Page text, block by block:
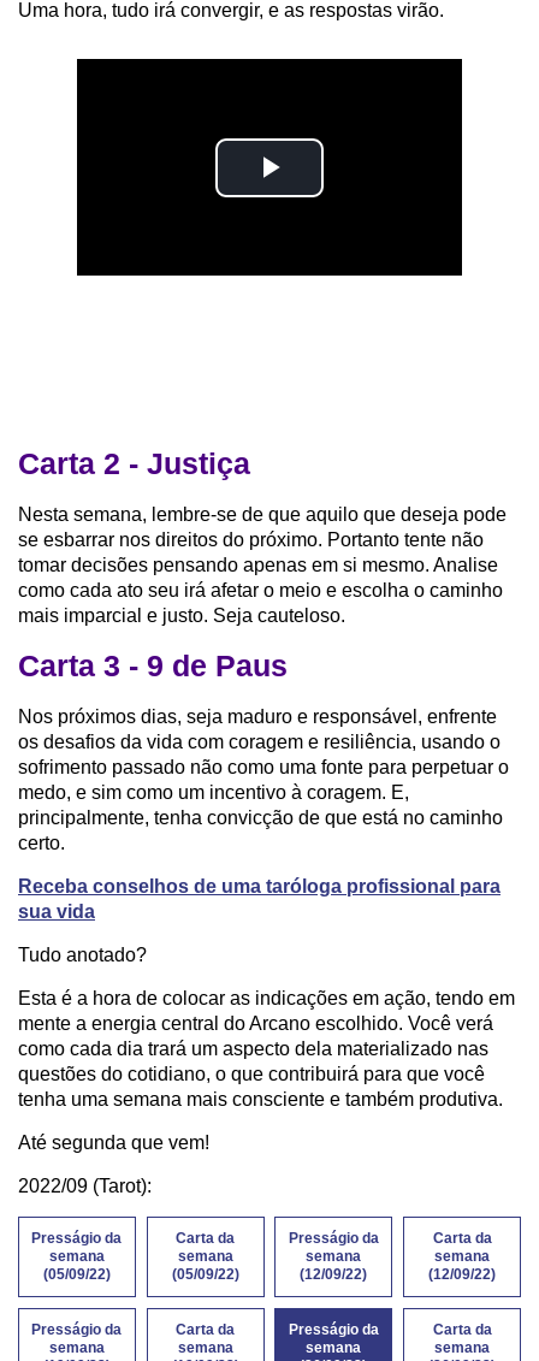
Uma hora, tudo irá convergir, e as respostas virão.
Carta 2 - Justiça
Nesta semana, lembre-se de que aquilo que deseja pode
se esbarrar nos direitos do próximo. Portanto tente não
tomar decisões pensando apenas em si mesmo. Analise
como cada ato seu irá afetar o meio e escolha o caminho
mais imparcial e justo. Seja cauteloso.
Carta 3 - 9 de Paus
Nos próximos dias, seja maduro e responsável, enfrente
os desafios da vida com coragem e resiliência, usando o
sofrimento passado não como uma fonte para perpetuar o
medo, e sim como um incentivo à coragem. E,
principalmente, tenha convicção de que está no caminho
certo.
Receba conselhos de uma taróloga profissional para
sua vida
Tudo anotado?
Esta é a hora de colocar as indicações em ação, tendo em
mente a energia central do Arcano escolhido. Você verá
como cada dia trará um aspecto dela materializado nas
questões do cotidiano, o que contribuirá para que você
tenha uma semana mais consciente e também produtiva.
Até segunda que vem!
2022/09 (Tarot):
Presságio da
semana
(05/09/22)
Carta da
semana
(05/09/22)
Presságio da
semana
(12/09/22)
Carta da
semana
(12/09/22)
Presságio da
semana
Carta da
semana
Presságio da
semana
Carta da
semana